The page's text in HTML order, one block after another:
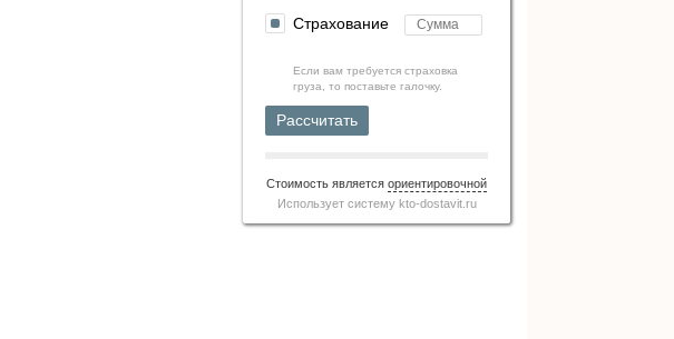
Страхование
Если вам требуется страховка
груза, то поставьте галочку.
Рассчитать
Стоимость является ориентировочной
Использует систему kto-dostavit.ru